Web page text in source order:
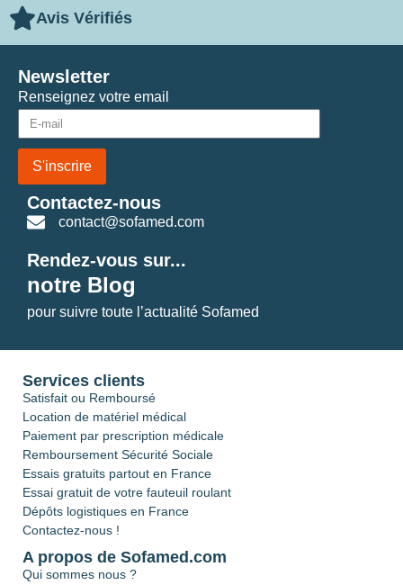
Avis Vérifiés
Renseignez votre email
S'inscrire
Newsletter
Contactez-nous
contact@sofamed.com
Rendez-vous sur...
notre Blog
pour suivre toute l’actualité Sofamed
Services clients
Satisfait ou Remboursé
Location de matériel médical
Paiement par prescription médicale
Remboursement Sécurité Sociale
Essais gratuits partout en France
Essai gratuit de votre fauteuil roulant
Dépôts logistiques en France
Contactez-nous !
A propos de Sofamed.com
Qui sommes nous ?